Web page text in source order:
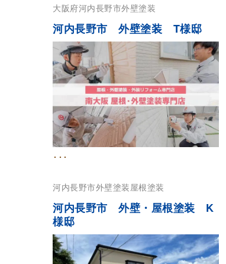
大阪府河内長野市外壁塗装
河内長野市 外壁塗装 T様邸
･･･
河内長野市外壁塗装屋根塗装
河内長野市 外壁・屋根塗装 K
様邸